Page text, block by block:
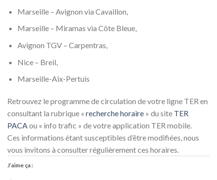
Marseille – Avignon via Cavaillon,
Marseille – Miramas via Côte Bleue,
Avignon TGV – Carpentras,
Nice – Breil,
Marseille-Aix-Pertuis
Retrouvez le programme de circulation de votre ligne TER en
consultant la rubrique « recherche horaire » du site TER
PACAou « info trafic » de votre application TER mobile.
Ces informations étant susceptibles d’être modifiées, nous
vous invitons à consulter régulièrement ces horaires.
J’aime ça :